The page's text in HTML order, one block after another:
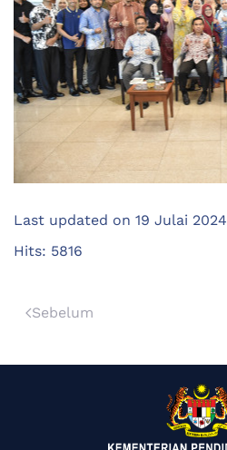
Last updated on 19 Julai 2024
Hits: 5816
Sebelum